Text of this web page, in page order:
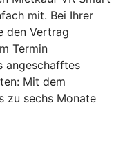
mit. Bei Ihrer
den Vertrag
Termin
angeschafftes
Mit dem
zu sechs Monate